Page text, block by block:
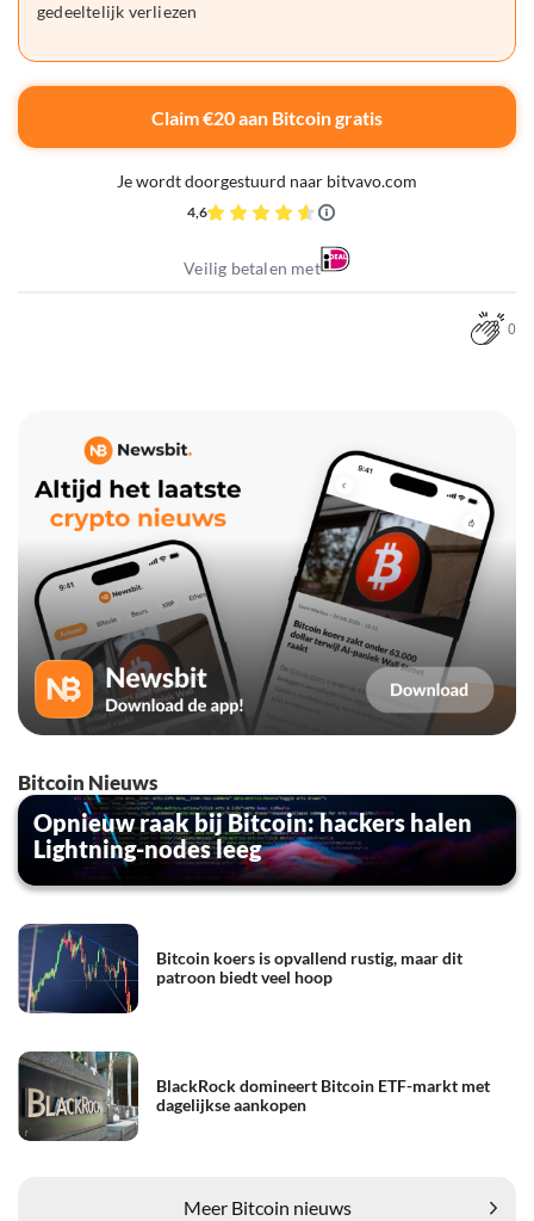
gedeeltelijk verliezen
Claim €20 aan Bitcoin gratis
Je wordt doorgestuurd naar bitvavo.com
4,6
Veilig betalen met
0
Bitcoin Nieuws
Opnieuw raak bij Bitcoin: hackers halen
Lightning-nodes leeg
Bitcoin koers is opvallend rustig, maar dit
patroon biedt veel hoop
BlackRock domineert Bitcoin ETF-markt met
dagelijkse aankopen
Meer Bitcoin nieuws